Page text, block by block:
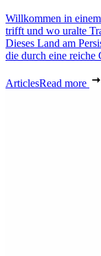
Willkommen in
trifft und wo uralte
Dieses Land am
die durch eine
ArticlesRead more